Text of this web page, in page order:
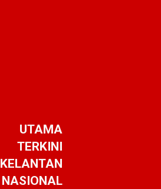
UTAMA
TERKINI
KELANTAN
NASIONAL